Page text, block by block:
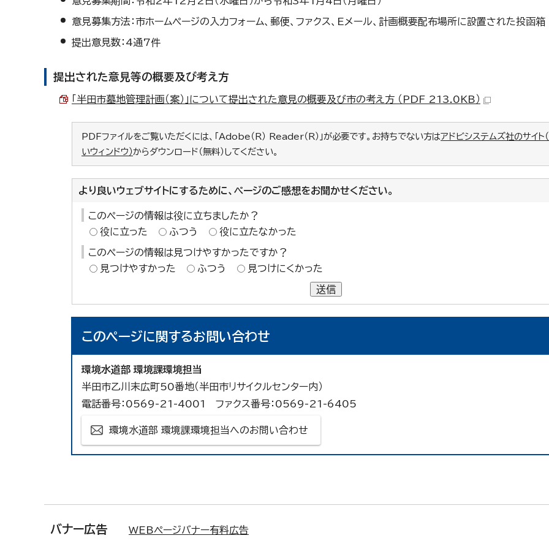
意見募集方法：市ホームページの入力フォーム、郵便、ファクス、Eメール、計画概要配布場所に設置された投函箱
提出意見数：4通7件
提出された意見等の概要及び考え方
「半田市墓地管理計画（案）」について提出された意見の概要及び市の考え方 （PDF 213.0KB）
PDFファイルをご覧いただくには、「Adobe（R） Reader（R）」が必要です。お持ちでない方はアドビシステムズ社のサイト
いウィンドウ）からダウンロード（無料）してください。
より良いウェブサイトにするために、ページのご感想をお聞かせください。
このページの情報は役に立ちましたか？
役に立った
ふつう 役に立たなかった
このページの情報は見つけやすかったですか？
見つけやすかった
ふつう 見つけにくかった
送信
このページに関するお問い合わせ
環境水道部 環境課環境担当
半田市乙川末広町50番地（半田市リサイクルセンター内）
電話番号：0569-21-4001 ファクス番号：0569-21-6405
環境水道部 環境課環境担当へのお問い合わせ
バナー広告 WEBページバナー有料広告